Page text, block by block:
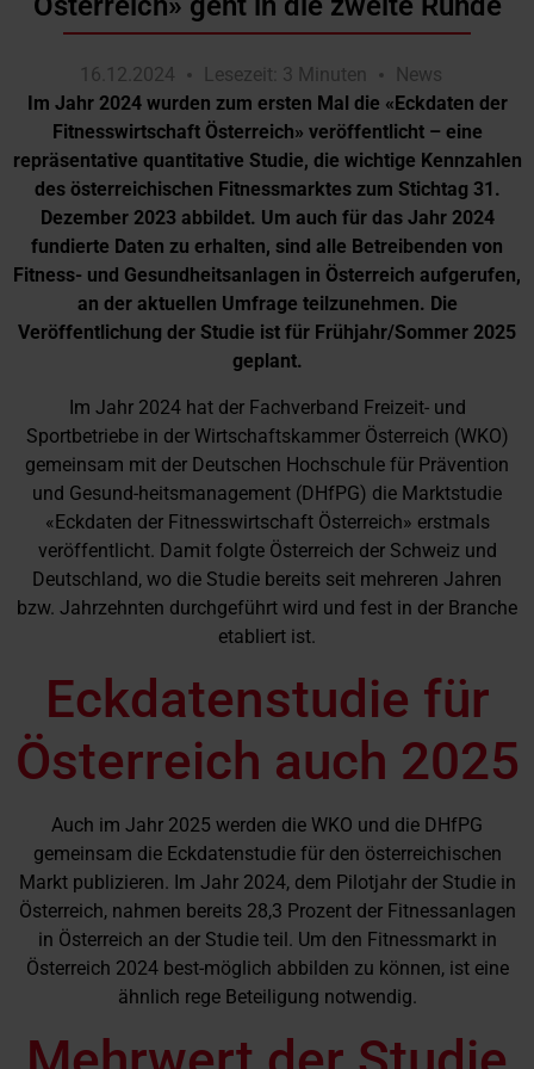
16.12.2024 Lesezeit: 3 Minuten
News
Im Jahr 2024 wurden zum ersten Mal die «Eckdaten der
Fitnesswirtschaft Österreich» veröffentlicht – eine
repräsentative quantitative Studie, die wichtige Kennzahlen
des österreichischen Fitnessmarktes zum Stichtag 31.
Dezember 2023 abbildet. Um auch für das Jahr 2024
fundierte Daten zu erhalten, sind alle Betreibenden von
Fitness- und Gesundheitsanlagen in Österreich aufgerufen,
an der aktuellen Umfrage teilzunehmen. Die
Veröffentlichung der Studie ist für Frühjahr/Sommer 2025
geplant.
Im Jahr 2024 hat der Fachverband Freizeit- und
Sportbetriebe in der Wirtschaftskammer Österreich (WKO)
gemeinsam mit der Deutschen Hochschule für Prävention
und Gesund-heitsmanagement (DHfPG) die Marktstudie
«Eckdaten der Fitnesswirtschaft Österreich» erstmals
veröffentlicht. Damit folgte Österreich der Schweiz und
Deutschland, wo die Studie bereits seit mehreren Jahren
bzw. Jahrzehnten durchgeführt wird und fest in der Branche
etabliert ist.
Eckdatenstudie für
Österreich auch 2025
Auch im Jahr 2025 werden die WKO und die DHfPG
gemeinsam die Eckdatenstudie für den österreichischen
Markt publizieren. Im Jahr 2024, dem Pilotjahr der Studie in
Österreich, nahmen bereits 28,3 Prozent der Fitnessanlagen
in Österreich an der Studie teil. Um den Fitnessmarkt in
Österreich 2024 best-möglich abbilden zu können, ist eine
ähnlich rege Beteiligung notwendig.